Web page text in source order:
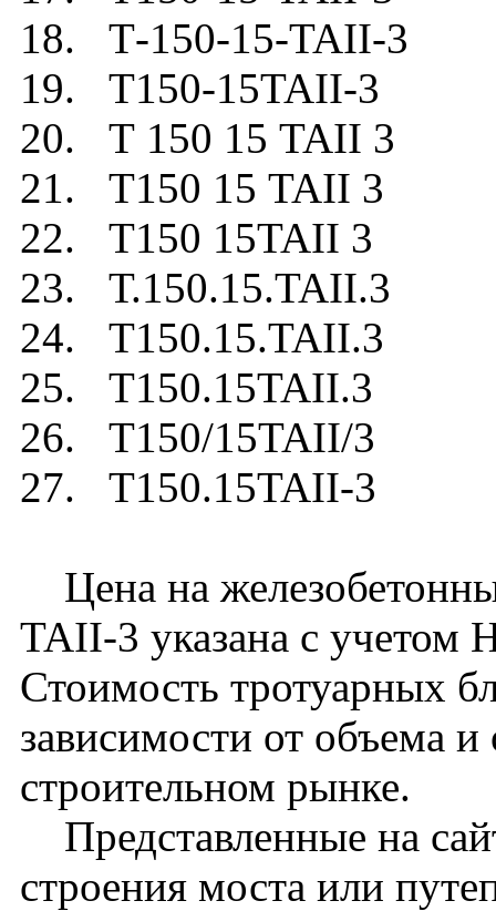
18. Т-150-15-TAII-3
19. Т150-15TAII-3
20. Т 150 15 TAII 3
21. Т150 15 TAII 3
22. Т150 15TAII 3
23. Т.150.15.TAII.3
24. Т150.15.TAII.3
25. Т150.15TAII.3
26. Т150/15TAII/3
27. Т150.15TAII-3
Цена на
TAII-3 указана с учетом
Стоимость тротуарных
зависимости от объема
строительном рынке.
Представленные на
строения моста или